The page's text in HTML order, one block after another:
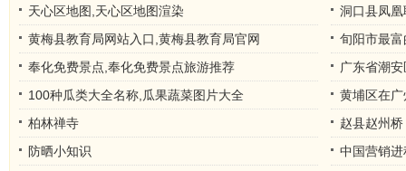
天心区地图,天心区地图渲染
洞口县凤
有什么专业
黄梅县教育局网站入口,黄梅县教育局官网
旬阳市最
奉化免费景点,奉化免费景点旅游推荐
广东省潮
市
100种瓜类大全名称,瓜果蔬菜图片大全
黄埔区在
柏林禅寺
赵县赵州桥
防晒小知识
中国营销